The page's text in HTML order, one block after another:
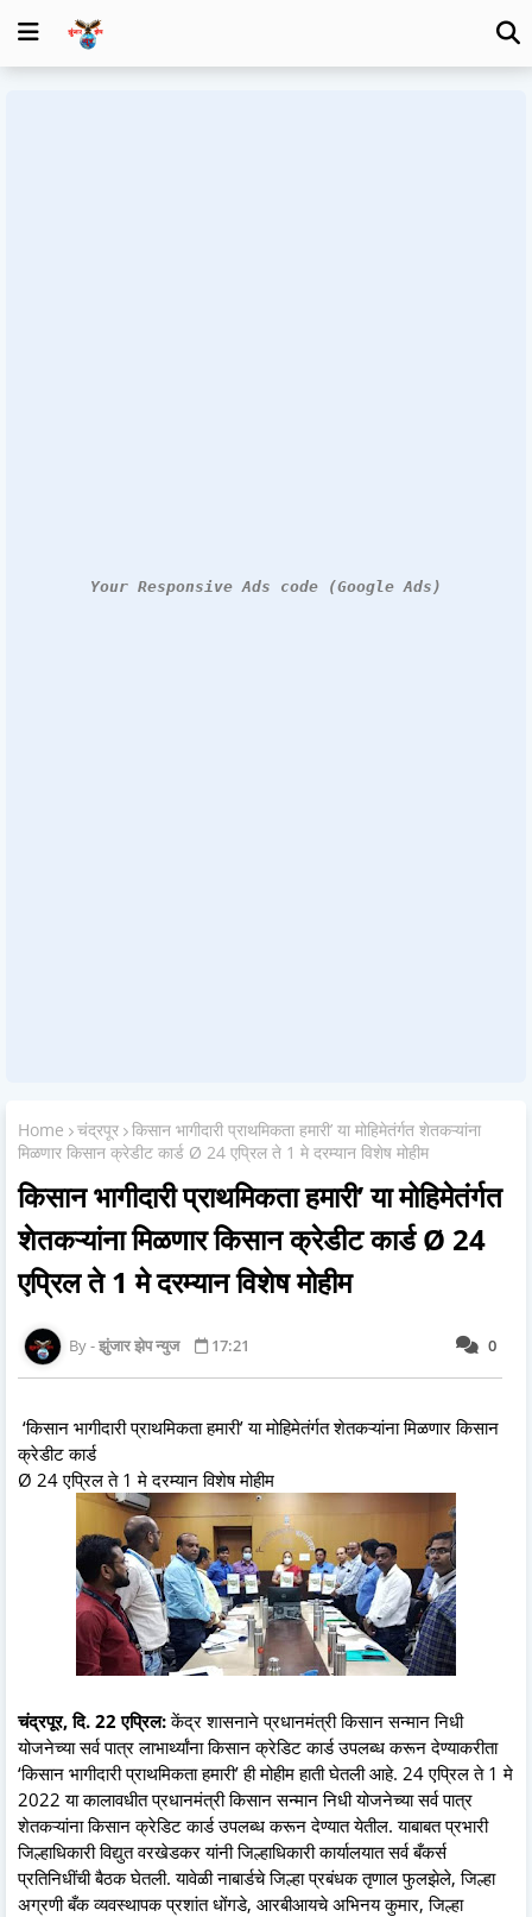
Your Responsive Ads code (Google Ads)
Home चंद्रपूर किसान भागीदारी प्राथमिकता हमारी’ या मोहिमेतंर्गत शेतकऱ्यांना
मिळणार किसान क्रेडीट कार्ड Ø 24 एप्रिल ते 1 मे दरम्यान विशेष मोहीम
किसान भागीदारी प्राथमिकता हमारी’ या मोहिमेतंर्गत
शेतकऱ्यांना मिळणार किसान क्रेडीट कार्ड Ø 24
एप्रिल ते 1 मे दरम्यान विशेष मोहीम
0
झुंजार झेप न्युज 17:21
‘किसान भागीदारी प्राथमिकता हमारी’ या मोहिमेतंर्गत शेतकऱ्यांना मिळणार किसान
क्रेडीट कार्ड
Ø 24 एप्रिल ते 1 मे दरम्यान विशेष मोहीम
चंद्रपूर, दि. 22 एप्रिल:केंद्र शासनाने प्रधानमंत्री किसान सन्मान निधी
योजनेच्या सर्व पात्र लाभार्थ्यांना किसान क्रेडिट कार्ड उपलब्ध करून देण्याकरीता
‘किसान भागीदारी प्राथमिकता हमारी’ ही मोहीम हाती घेतली आहे. 24 एप्रिल ते 1 मे
2022 या कालावधीत प्रधानमंत्री किसान सन्मान निधी योजनेच्या सर्व पात्र
शेतकऱ्यांना किसान क्रेडिट कार्ड उपलब्ध करून देण्यात येतील. याबाबत प्रभारी
जिल्हाधिकारी विद्युत वरखेडकर यांनी जिल्हाधिकारी कार्यालयात सर्व बँकर्स
प्रतिनिधींची बैठक घेतली. यावेळी नाबार्डचे जिल्हा प्रबंधक तृणाल फुलझेले, जिल्हा
अग्रणी बँक व्यवस्थापक प्रशांत धोंगडे, आरबीआयचे अभिनय कुमार, जिल्हा